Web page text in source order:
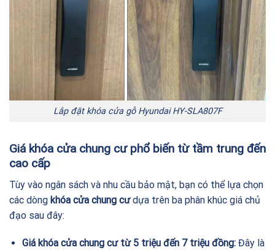
Lắp đặt khóa cửa gỗ Hyundai HY-SLA807F
Giá khóa cửa chung cư phổ biến từ tầm trung đến
cao cấp
Tùy vào ngân sách và nhu cầu bảo mật, bạn có thể lựa chọn
các dòng khóa cửa chung cưdựa trên ba phân khúc giá chủ
đạo sau đây:
Giá khóa cửa chung cư từ 5 triệu đến 7 triệu đồng: Đây là